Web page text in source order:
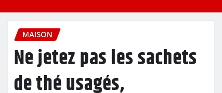
MAISON
Ne jetez pas les sachets
de thé usagés,